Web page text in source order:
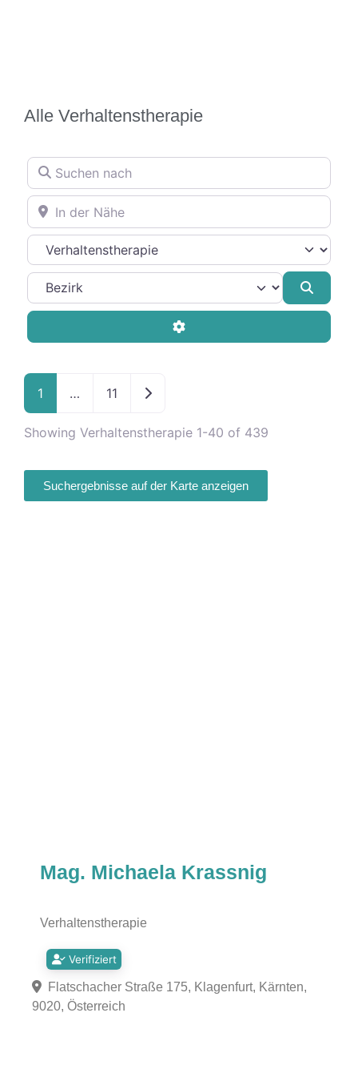
Alle Verhaltenstherapie
Suchen nach
In der Nähe
Therapierichtung
Advanced Filters
1 … 11 Ältere Beiträge
Showing Verhaltenstherapie 1-40 of 439
Suchergebnisse auf der Karte anzeigen
Mag. Michaela Krassnig
Verhaltenstherapie
Verifiziert
Flatschacher Straße 175, Klagenfurt, Kärnten,
9020, Österreich